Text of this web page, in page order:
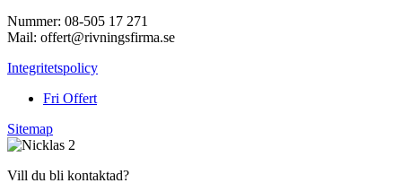
Nummer: 08-505 17 271
Mail: offert@rivningsfirma.se
Integritetspolicy
Fri Offert
Sitemap
Vill du bli kontaktad?